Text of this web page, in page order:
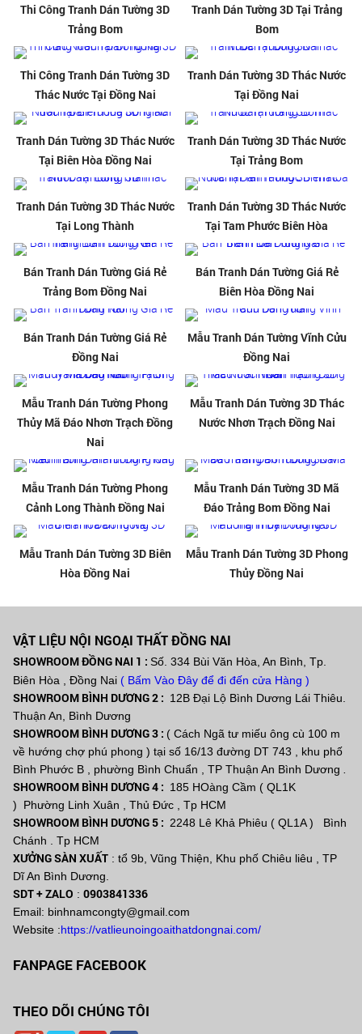
Thi Công Tranh Dán Tường 3D
Trảng Bom
Tranh Dán Tường 3D Tại Trảng
Bom
Thi Công Tranh Dán Tường 3D
Thác Nước Tại Đồng Nai
Tranh Dán Tường 3D Thác Nước
Tại Đồng Nai
Tranh Dán Tường 3D Thác Nước
Tại Biên Hòa Đồng Nai
Tranh Dán Tường 3D Thác Nước
Tại Trảng Bom
Tranh Dán Tường 3D Thác Nước
Tại Long Thành
Tranh Dán Tường 3D Thác Nước
Tại Tam Phước Biên Hòa
Bán Tranh Dán Tường Giá Rẻ
Trảng Bom Đồng Nai
Bán Tranh Dán Tường Giá Rẻ
Biên Hòa Đồng Nai
Bán Tranh Dán Tường Giá Rẻ
Đồng Nai
Mẫu Tranh Dán Tường Vĩnh Cửu
Đồng Nai
Mẫu Tranh Dán Tường Phong
Thủy Mã Đáo Nhơn Trạch Đồng
Nai
Mẫu Tranh Dán Tường 3D Thác
Nước Nhơn Trạch Đồng Nai
Mẫu Tranh Dán Tường Phong
Cảnh Long Thành Đồng Nai
Mẫu Tranh Dán Tường 3D Mã
Đáo Trảng Bom Đồng Nai
Mẫu Tranh Dán Tường 3D Biên
Hòa Đồng Nai
Mẫu Tranh Dán Tường 3D Phong
Thủy Đồng Nai
VẬT LIỆU NỘI NGOẠI THẤT ĐỒNG NAI
SHOWROOM ĐỒNG NAI 1 :Số. 334 Bùi Văn Hòa, An Bình, Tp.
Biên Hòa , Đồng Nai ( Bấm Vào Đây để đi đến cửa Hàng )
SHOWROOM BÌNH DƯƠNG 2 : 12B Đại Lộ Bình Dương Lái Thiêu.
Thuận An, Bình Dương
SHOWROOM BÌNH DƯƠNG 3 : ( Cách Ngã tư miếu ông cù 100 m
về hướng chợ phú phong ) tại số 16/13 đường DT 743 , khu phố
Bình Phước B , phường Bình Chuẩn , TP Thuận An Bình Dương
SHOWROOM BÌNH DƯƠNG 4 : 185 HOàng Cầm ( QL1K
) Phường Linh Xuân , Thủ Đức , Tp HCM
SHOWROOM BÌNH DƯƠNG 5 : 2248 Lê Khả Phiêu ( QL1A ) Bình
Chánh . Tp HCM
XƯỞNG SÀN XUẤT : tổ 9b, Vũng Thiện, Khu phố Chiêu liêu , TP
Dĩ An Bình Dương.
SDT + ZALO :0903841336
Email: binhnamcongty@gmail.com
Website :https://vatlieunoingoaithatdongnai.com/
FANPAGE FACEBOOK
THEO DÕI CHÚNG TÔI